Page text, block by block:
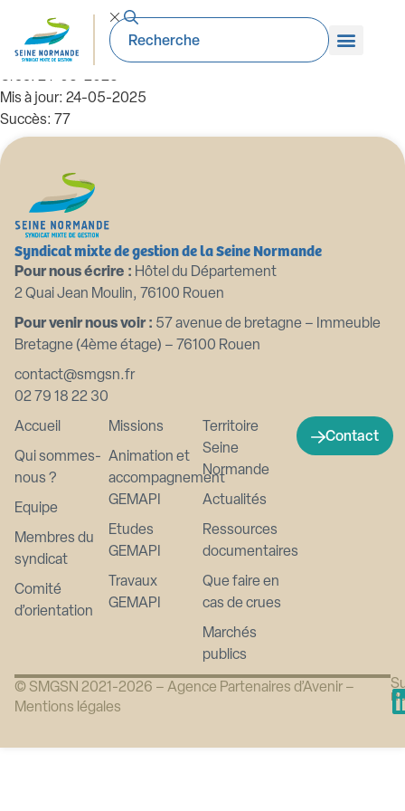
71_AN-2023.12.05. Budget 2023. DM2
Taille du fichier: 1.06 Mo
Créé: 24-05-2025
Mis à jour: 24-05-2025
Succès: 77
Syndicat mixte de gestion de la Seine Normande
Pour nous écrire : Hôtel du Département
2 Quai Jean Moulin, 76100 Rouen
Pour venir nous voir : 57 avenue de bretagne – Immeuble
Bretagne (4ème étage) – 76100 Rouen
contact@smgsn.fr
02 79 18 22 30
Accueil
Qui sommes-
nous ?
Equipe
Membres du
syndicat
Comité
d’orientation
Missions
Animation et
accompagnement
GEMAPI
Etudes
GEMAPI
Travaux
GEMAPI
Territoire
Seine
Normande
Actualités
Ressources
documentaires
Que faire en
cas de crues
Marchés
publics
Contact
© SMGSN 2021-2026 – Agence Partenaires d’Avenir –
Mentions légales